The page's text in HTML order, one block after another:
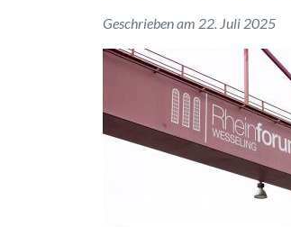
Geschrieben am 22. Juli 2025